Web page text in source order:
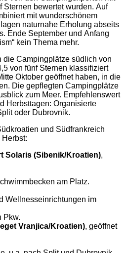
Sternen bewertet wurden. Auf
mit wunderschönem
naturnahe Erholung abseits
Ende September und Anfang
kein Thema mehr.
die Campingplätze südlich von
von fünf Sternen klassifiziert
Oktober geöffnet haben, in die
Die gepflegten Campingplätze
zum Meer. Empfehlenswert
Herbsttagen: Organisierte
oder Dubrovnik.
und Südfrankreich
Solaris (Sibenik/Kroatien),
am Platz.
Wellnesseinrichtungen im
Pkw.
Vranjica/Kroatien), geöffnet